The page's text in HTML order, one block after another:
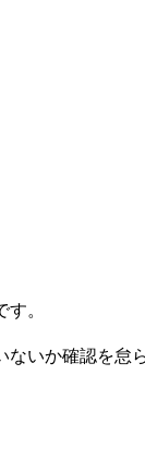
。
いか確認を怠